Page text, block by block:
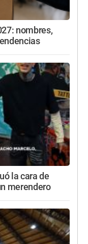
nombres,
la cara de
merendero